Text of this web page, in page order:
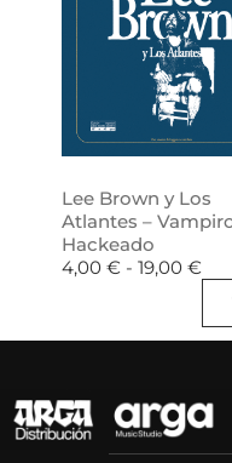
Lee Brown y Los
Atlantes –
Hackeado
4,00 € - 19,00 €